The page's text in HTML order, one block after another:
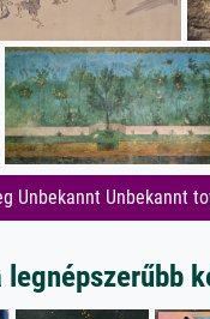
Unbekannt Unbekannt
legnépszerűbb